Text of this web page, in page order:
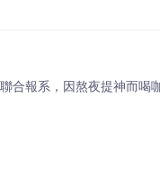
報系，因熬夜提神而喝